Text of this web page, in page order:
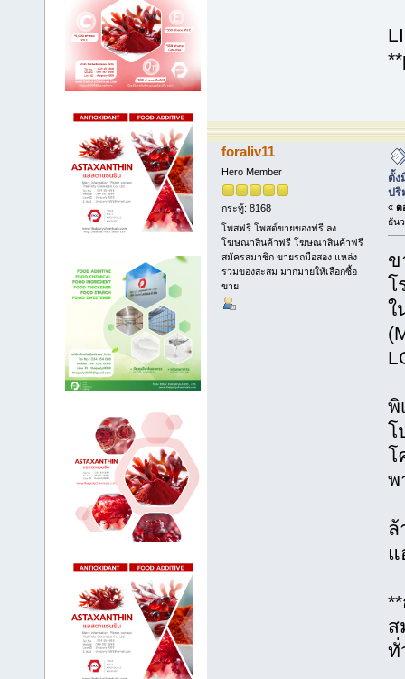
foraliv11
Hero Member
กระทู้: 8168
โพสฟรี โพสต์ขายของฟรี ลง
โฆษณาสินค้าฟรี โฆษณาสินค้าฟรี
สมัครสมาชิก ขายรถมือสอง แหล่ง
รวมของสะสม มากมายให้เลือกซื้อ
ขาย
ตั้ง
ป
« ต
ธัน
ข
โ
ใ
พิ
โ
โ
พ
ล้
แ
ส
ทั่